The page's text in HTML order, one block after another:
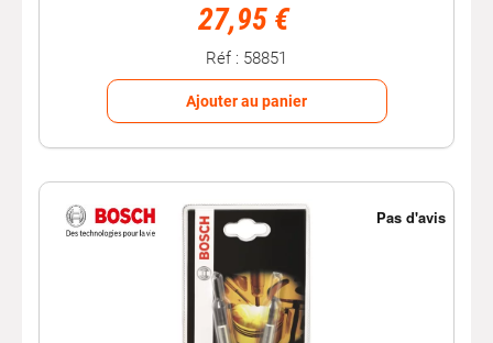
27,95 €
Réf : 58851
Ajouter au panier